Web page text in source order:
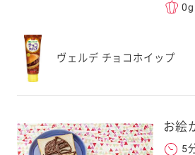
0g
ヴェルデ チョコホイップ
お絵
5